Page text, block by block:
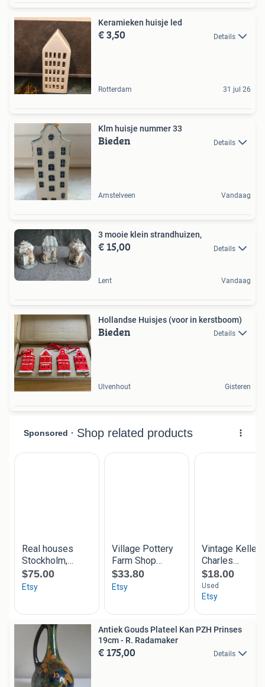
Keramieken huisje led
€ 3,50 Details
Rotterdam 31 jul 26
Klm huisje nummer 33
Bieden Details
Amstelveen Vandaag
3 mooie klein strandhuizen,
€ 15,00 Details
Lent Vandaag
Hollandse Huisjes (voor in kerstboom)
Bieden Details
Ulvenhout Gisteren
Antiek Gouds Plateel Kan PZH Prinses
19cm - R. Radamaker
€ 175,00 Details